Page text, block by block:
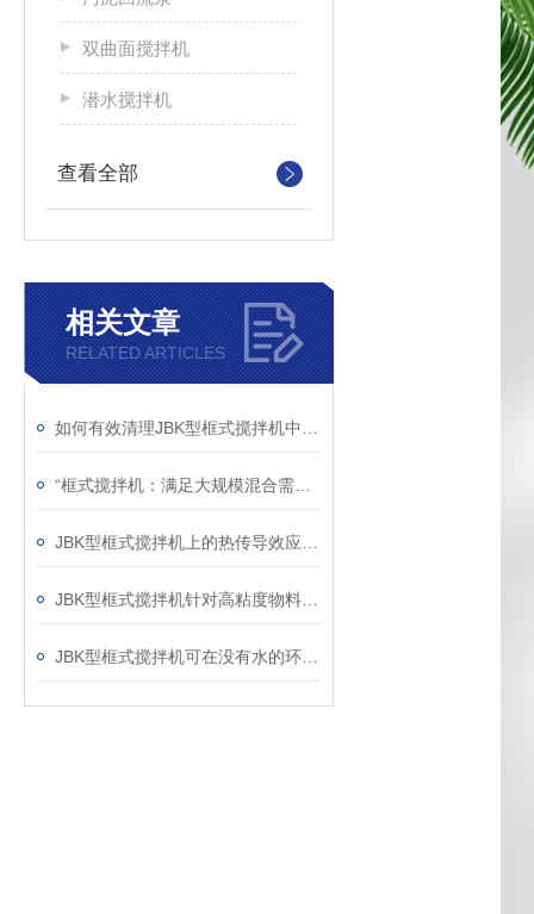
双曲面搅拌机
潜水搅拌机
查看全部
相关文章
RELATED ARTICLES